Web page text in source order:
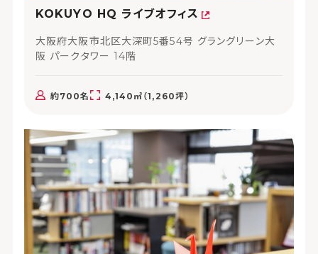
KOKUYO HQ ライブオフィス
大阪府大阪市北区大深町5番54号 グラングリーン大
阪 パークタワー 14階
約700名 4,140㎡（1,260坪）